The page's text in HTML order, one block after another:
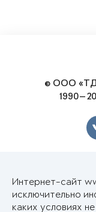
© ООО «ТД
Интернет-сайт
исключительно
каких условиях